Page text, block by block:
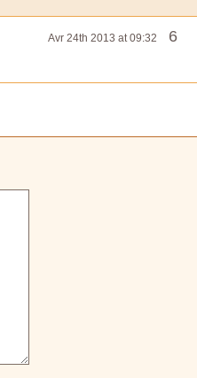
Avr 24th 2013 at 09:32 6